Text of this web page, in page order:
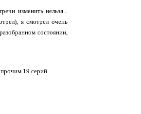
изменить нельзя...
я смотрел очень
состоянии,
19 серий.